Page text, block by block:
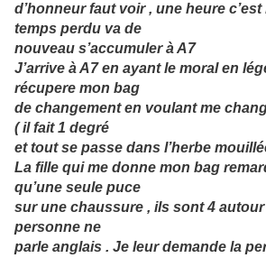
d’honneur faut voir , une heure
temps perdu va de
nouveau s’accumuler à A7
J’arrive à A7 en ayant le moral en
récupere mon bag
de changement en voulant me
( il fait 1 degré
et tout se passe dans l’herbe
La fille qui me donne mon bag
qu’une seule puce
sur une chaussure , ils sont 4
personne ne
parle anglais . Je leur demande la